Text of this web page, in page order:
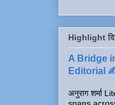
Highlight
A Bridge
Editorial
अनुराग शर्मा